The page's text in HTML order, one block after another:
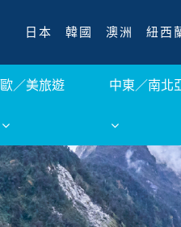
日本 韓國 澳洲 紐西
歐／美旅遊 中東／南北